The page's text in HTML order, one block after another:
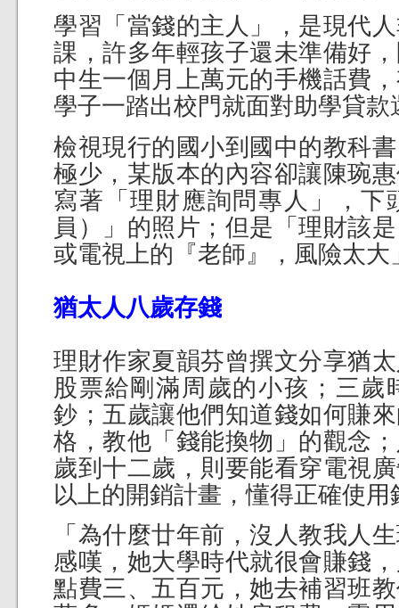
學習「當錢的主人」，是現代
課，許多年輕孩子還未準備好
中生一個月上萬元的手機話費
學子一踏出校門就面對助學貸款
檢視現行的國小到國中的教科
極少，某版本的內容卻讓陳琬
寫著「理財應詢問專人」，下
員）」的照片；但是「理財該
或電視上的『老師』，風險太大
猶太人八歲存錢
理財作家夏韻芬曾撰文分享猶
股票給剛滿周歲的小孩；三歲
鈔；五歲讓他們知道錢如何賺
格，教他「錢能換物」的觀念
歲到十二歲，則要能看穿電視
以上的開銷計畫，懂得正確使
「為什麼廿年前，沒人教我人
感嘆，她大學時代就很會賺錢
點費三、五百元，她去補習班